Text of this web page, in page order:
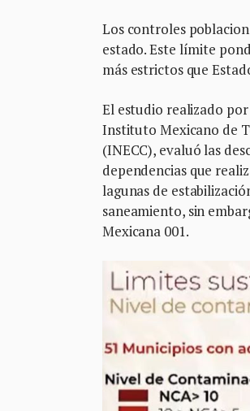
Los controles
estado. Este límite
más estrictos que
El estudio realizado
Instituto Mexicano de
(INECC), evaluó las
dependencias que
lagunas de
saneamiento, sin
Mexicana 001.